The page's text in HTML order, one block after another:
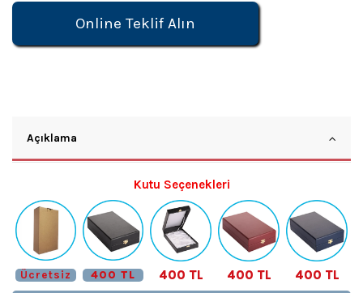
Online Teklif Alın
Açıklama
Kutu Seçenekleri
Ücretsiz 400 TL 400 TL 400 TL 400 TL